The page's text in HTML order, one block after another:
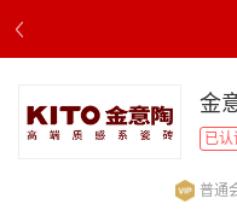
金
已认
普通